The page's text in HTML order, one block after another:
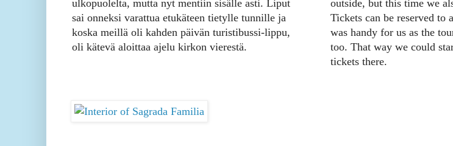
ulkopuolelta, mutta nyt mentiin sisälle asti. Liput
sai onneksi varattua etukäteen tietylle tunnille ja
koska meillä oli kahden päivän turistibussi-lippu,
oli kätevä aloittaa ajelu kirkon vierestä.
outside, but this time we
Tickets can be reserved to
was handy for us as the
too. That way we could
tickets there.